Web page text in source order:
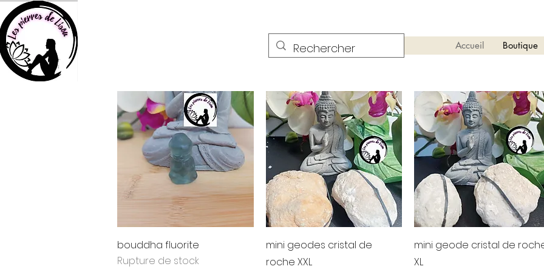
Accueil Boutique
Aperçu rapide
bouddha fluorite
Rupture de stock
Aperçu rapide
mini geodes cristal de
roche XXL
Aperçu rapide
mini geode cristal de
XL